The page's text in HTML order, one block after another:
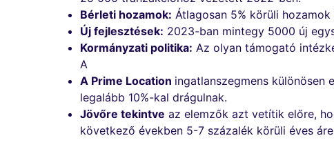
Bérleti hozamok: Átlagosan 5% körüli
Új fejlesztések: 2023-ban mintegy 5000 új
Kormányzati politika: Az olyan támogató
A
A Prime Location ingatlanszegmens különösen
legalább 10%-kal drágulnak.
Jövőre tekintve az elemzők azt vetítik előre,
következő években 5-7 százalék körüli éves